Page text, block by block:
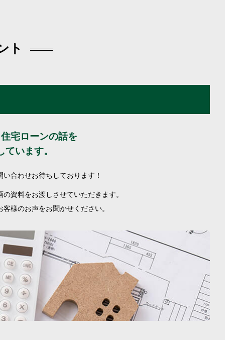
ト
宅ローンの話を
います。
合わせお待ちしております！
資料をお渡しさせていただきます。
様のお声をお聞かせください。